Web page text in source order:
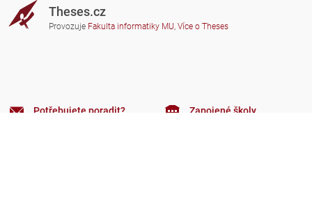
Theses.cz
Provozuje Fakulta informatiky MU, Více o Theses
Potřebujete poradit? Zapojené školy